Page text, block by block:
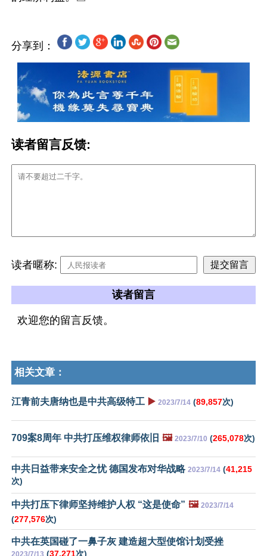
分享到：
读者留言反馈:
读者暱称:
读者留言
欢迎您的留言反馈。
相关文章：
江青前夫唐纳也是中共高级特工 ▶️ 2023/7/14 (89,857次)
709案8周年 中共打压维权律师依旧 🖼️ 2023/7/10 (265,078次)
中共日益带来安全之忧 德国发布对华战略 2023/7/14 (41,215
次)
中共打压下律师坚持维护人权 “这是使命” 🖼️ 2023/7/14
(277,576次)
中共在英国碰了一鼻子灰 建造超大型使馆计划受挫
2023/7/13 (37,271次)